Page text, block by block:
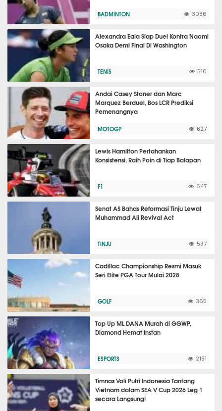
BADMINTON 3086
Alexandra Eala Siap Duel Kontra Naomi
Osaka Demi Final Di Washington
TENIS 510
Andai Casey Stoner dan Marc
Marquez Berduel, Bos LCR Prediksi
Pemenangnya
MOTOGP 827
Lewis Hamilton Pertahankan
Konsistensi, Raih Poin di Tiap Balapan
F1 647
Senat AS Bahas Reformasi Tinju Lewat
Muhammad Ali Revival Act
TINJU 537
Cadillac Championship Resmi Masuk
Seri Elite PGA Tour Mulai 2028
GOLF 365
Top Up ML DANA Murah di GGWP,
Diamond Hemat Instan
ESPORTS 2191
Timnas Voli Putri Indonesia Tantang
Vietnam dalam SEA V Cup 2026 Leg 1
secara Langsung!